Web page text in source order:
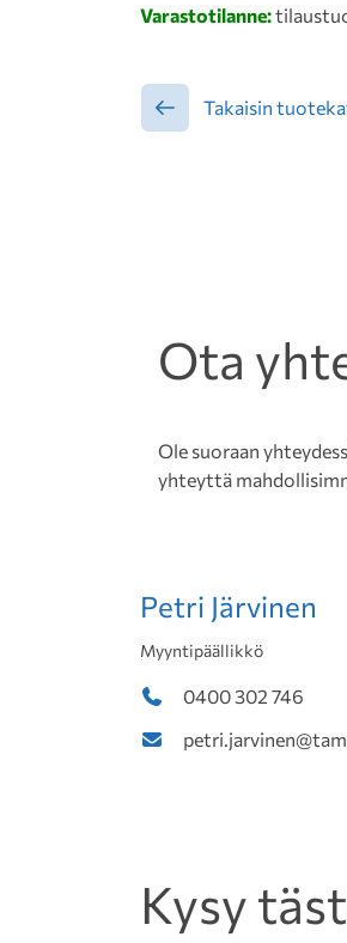
Varastotilanne:
Takaisin
Ota
Ole suoraan
yhteyttä
Petri Järvinen
Myyntipäällikkö
0400 302 746
Kysy